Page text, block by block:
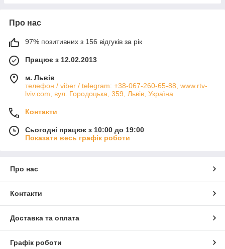
Про нас
97% позитивних з 156 відгуків за рік
Працює з 12.02.2013
м. Львів
телефон / viber / telegram: +38-067-260-65-88, www.rtv-
lviv.com, вул. Городоцька, 359, Львів, Україна
Контакти
Сьогодні працює з 10:00 до 19:00
Показати весь графік роботи
Про нас
Контакти
Доставка та оплата
Графік роботи